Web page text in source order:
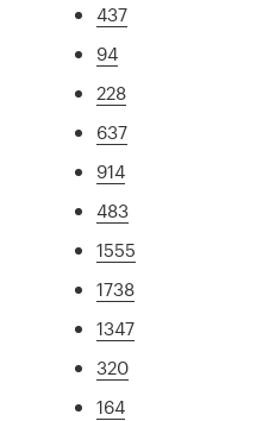
437
94
228
637
914
483
1555
1738
1347
320
164